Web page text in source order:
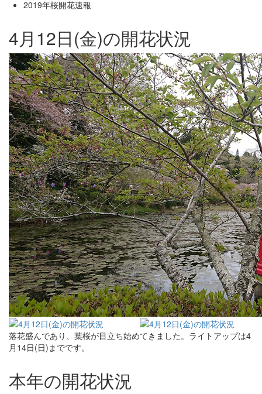
2019年桜開花速報
4月12日(金)の開花状況
落花盛んであり、葉桜が目立ち始めてきました。ライトアップは4
月14日(日)までです。
本年の開花状況